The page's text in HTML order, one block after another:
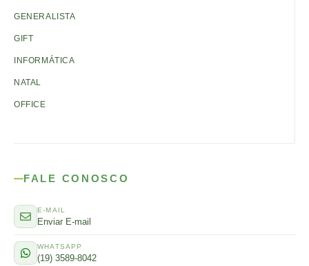
GENERALISTA
GIFT
INFORMÁTICA
NATAL
OFFICE
FALE CONOSCO
E-MAIL
Enviar E-mail
WHATSAPP
(19) 3589-8042